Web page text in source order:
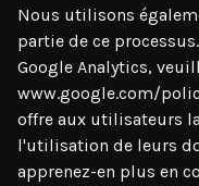
Nous utilisons
partie de ce
Google Analytics,
www.google.com/
offre aux utilisateurs
l'utilisation de leurs
apprenez-en plus en